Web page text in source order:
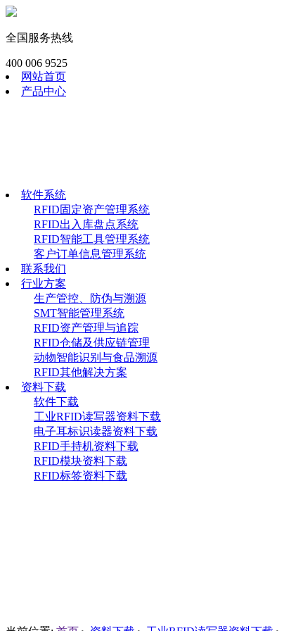
全国服务热线
400 006 9525
网站首页
产品中心
软件系统
RFID固定资产管理系统
RFID出入库盘点系统
RFID智能工具管理系统
客户订单信息管理系统
联系我们
行业方案
生产管控、防伪与溯源
SMT智能管理系统
RFID资产管理与追踪
RFID仓储及供应链管理
动物智能识别与食品溯源
RFID其他解决方案
资料下载
软件下载
工业RFID读写器资料下载
电子耳标识读器资料下载
RFID手持机资料下载
RFID模块资料下载
RFID标签资料下载